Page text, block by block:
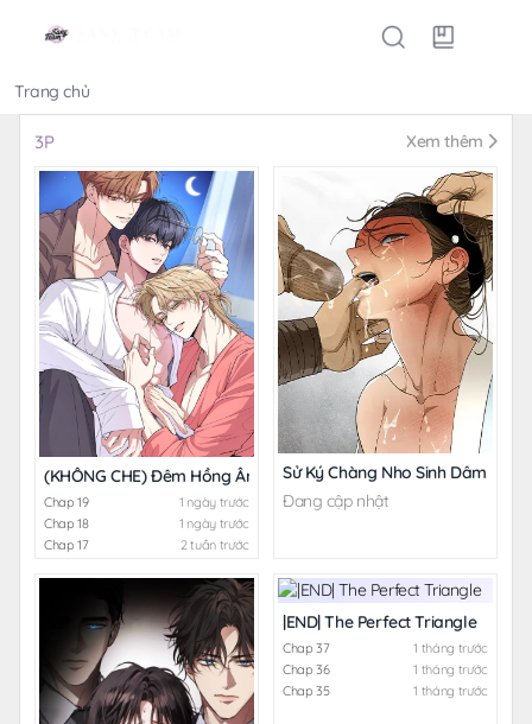
Trang chủ
3P Xem thêm
(KHÔNG CHE) Đêm Hồng Ân
Chap 19
1 ngày trước
Chap 18
1 ngày trước
Chap 17
2 tuần trước
Sử Ký Chàng Nho Sinh Dâm Đãng
Đang cập nhật
|END| The Perfect Triangle
Chap 37
1 tháng trước
Chap 36
1 tháng trước
Chap 35
1 tháng trước